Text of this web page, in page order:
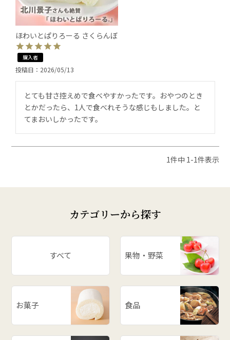
ほわいとぱりろーる さくらんぼ
購入者
投稿日 2026/05/13
とても甘さ控えめで食べやすかったです。おやつのとき
とかだったら、1人で食べれそうな感じもしました。と
てまおいしかったです。
1件中 1-1件表示
カテゴリーから探す
すべて 果物・野菜
お菓子 食品